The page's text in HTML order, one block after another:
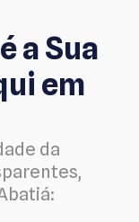
a Sua
em
da